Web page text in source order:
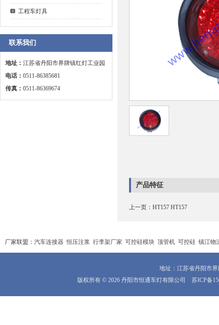
工程车灯具
联系我们
地址： 江苏省丹阳市界牌镇红灯工业园
电话： 0511-86385681
传真： 0511-86369674
产品特征
上一页： HT157 HT157
厂家联盟： 汽车连接器 恒压注浆 行李架厂家 可控硅模块 顶管机 可控硅 镇江物
地址：江苏省丹阳市
版权所有 © 2026 丹阳市恒通车灯有限公司 苏ICP备